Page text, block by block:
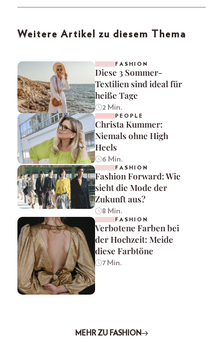
Weitere Artikel zu diesem Thema
FASHION
Diese 3 Sommer-
Textilien sind ideal für
heiße Tage
2 Min.
PEOPLE
Christa Kummer:
Niemals ohne High
Heels
6 Min.
FASHION
Fashion Forward: Wie
sieht die Mode der
Zukunft aus?
8 Min.
FASHION
Verbotene Farben bei
der Hochzeit: Meide
diese Farbtöne
7 Min.
MEHR ZU FASHION